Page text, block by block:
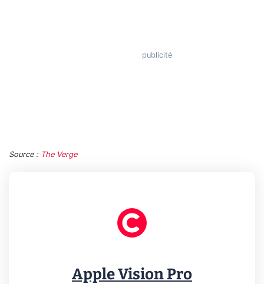
Source : The Verge
Apple Vision Pro